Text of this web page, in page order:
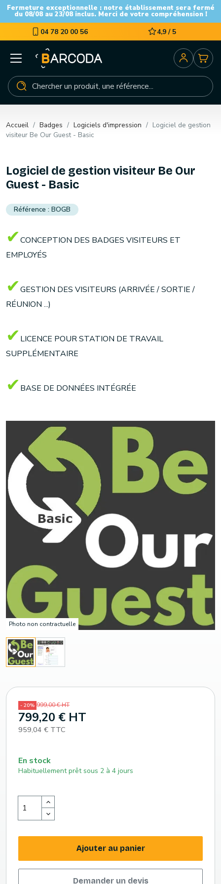
Fermeture exceptionnelle : notre établissement sera fermé
du 08/08 au 23/08 inclus. Merci de votre compréhension !
04 78 20 00 56 4,9 / 5
Accueil Badges Logiciels d'impression
Logiciel de gestion
visiteur Be Our Guest - Basic
Photo non contractuelle
Logiciel de gestion visiteur Be Our
Guest - Basic
BOGB
✔CONCEPTION DES BADGES VISITEURS ET
EMPLOYÉS
✔GESTION DES VISITEURS (ARRIVÉE / SORTIE /
RÉUNION ...)
✔LICENCE POUR STATION DE TRAVAIL
SUPPLÉMENTAIRE
✔BASE DE DONNÉES INTÉGRÉE
- 20% 999,00 € HT
799,20 € HT
959,04 € TTC
En stock
Habituellement prêt sous 2 à 4 jours
Ajouter au panier
Demander un devis